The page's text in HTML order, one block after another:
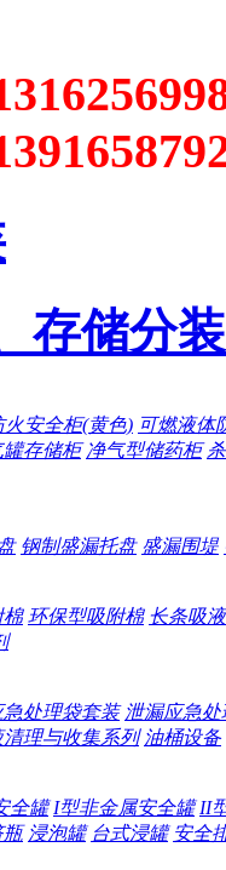
存储分装
安全柜(黄色) 可燃液体
罐存储柜 净气型储药柜
钢制盛漏托盘 盛漏围堤
棉 环保型吸附棉 长条吸
急处理袋套装 泄漏应急
清理与收集系列 油桶设备
全罐 I型非金属安全罐 II
瓶 浸泡罐 台式浸罐 安全